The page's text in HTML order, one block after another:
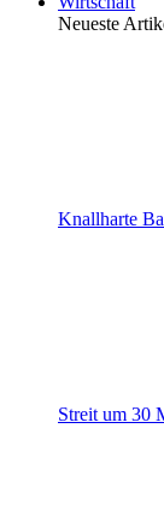
Neueste
Knallharte
Streit um 30